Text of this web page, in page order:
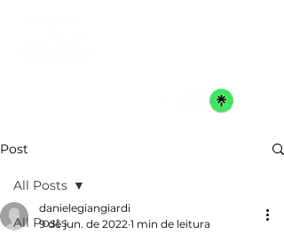
Post
All Posts
All Posts
danielegiangiardi
9 de jun. de 2022 1 min de leitura